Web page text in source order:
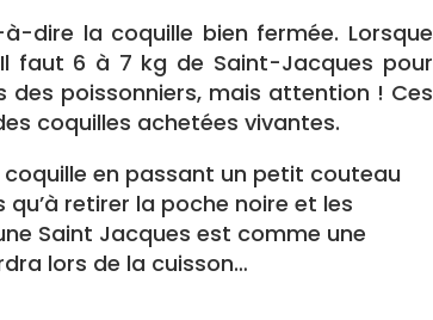
dire la coquille bien fermée. Lorsque
faut 6 à 7 kg de Saint-Jacques pour
poissonniers, mais attention ! Ces
coquilles achetées vivantes.
coquille en passant un petit couteau
retirer la poche noire et les
Saint Jacques est comme une
lors de la cuisson…